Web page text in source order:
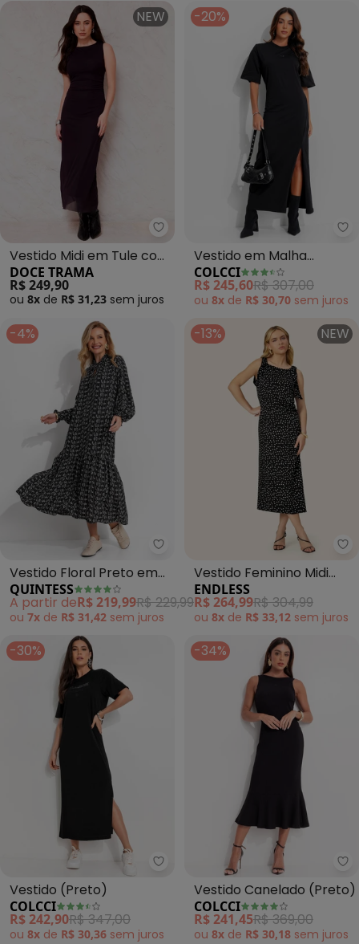
NEW
Doce Trama - Vestido Midi em
Vestido Midi em Tule com
Drapeado Sunset (Preto)
DOCE TRAMA
R$ 249,90
ou 8x de R$ 31,23 sem juros
-20%
Vestido em Malha
(Preto)
COLCCI
R$ 245,60R$ 307,00
ou 8x de R$ 30,70 sem juros
-4%
Quintess - Vestido Floral Preto
Vestido Floral Preto em
Crepe Plano
QUINTESS
A partir deR$ 219,99R$ 229,99
ou 7x de R$ 31,42 sem juros
-13% NEW
Vestido Feminino Midi
Viscose Acetinada
(Preto)
ENDLESS
R$ 264,99R$ 304,99
ou 8x de R$ 33,12 sem juros
-30%
Colcci - Vestido (Preto)
Vestido (Preto)
COLCCI
R$ 242,90R$ 347,00
ou 8x de R$ 30,36 sem juros
-34%
Vestido Canelado (Preto)
COLCCI
R$ 241,45R$ 369,00
ou 8x de R$ 30,18 sem juros